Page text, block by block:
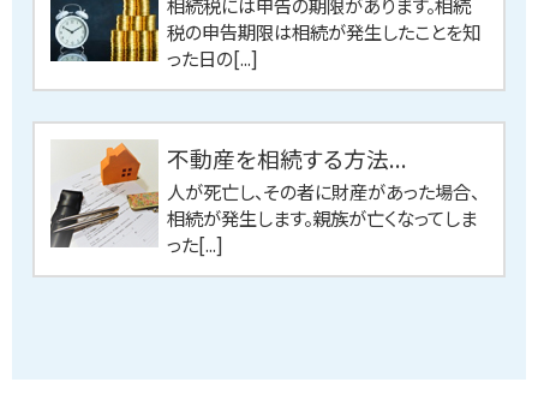
税の申告期限は相続が発生したことを知
った日の[...]
不動産を相続する方法...
人が死亡し、その者に財産があった場合、
相続が発生します。親族が亡くなってしま
った[...]